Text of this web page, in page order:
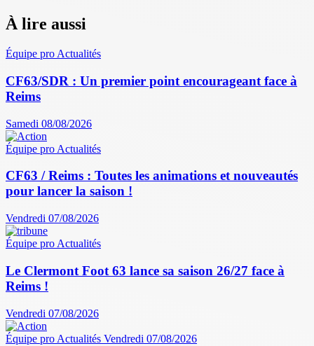
À lire aussi
Équipe pro Actualités
CF63/SDR : Un premier point encourageant face à
Reims
Samedi 08/08/2026
Équipe pro Actualités
CF63 / Reims : Toutes les animations et nouveautés
pour lancer la saison !
Vendredi 07/08/2026
Équipe pro Actualités
Le Clermont Foot 63 lance sa saison 26/27 face à
Reims !
Vendredi 07/08/2026
Équipe pro Actualités Vendredi 07/08/2026